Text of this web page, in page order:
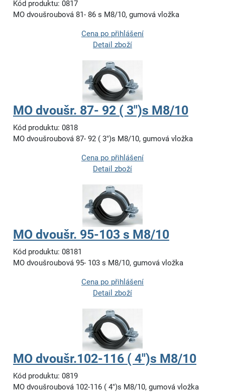
Kód produktu: 0817
MO dvoušroubová 81- 86 s M8/10, gumová vložka
Cena po přihlášení
Detail zboží
MO dvoušr. 87- 92 ( 3")s M8/10
Kód produktu: 0818
MO dvoušroubová 87- 92 ( 3")s M8/10, gumová vložka
Cena po přihlášení
Detail zboží
MO dvoušr. 95-103 s M8/10
Kód produktu: 08181
MO dvoušroubová 95- 103 s M8/10, gumová vložka
Cena po přihlášení
Detail zboží
MO dvoušr.102-116 ( 4")s M8/10
Kód produktu: 0819
MO dvoušroubová 102-116 ( 4")s M8/10, gumová vložka